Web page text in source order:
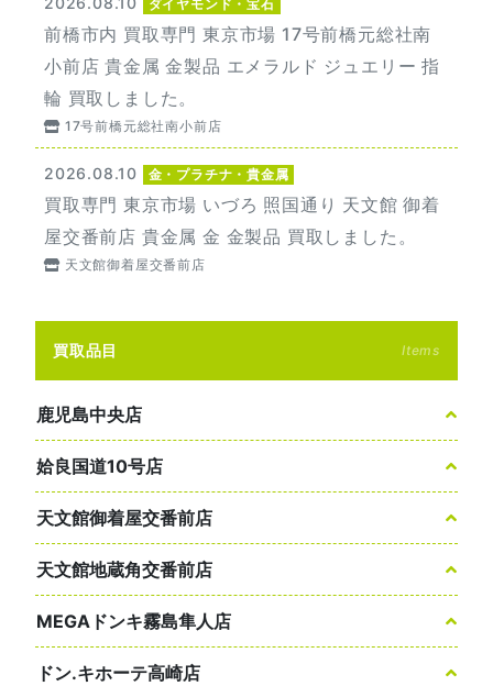
ダイヤモンド・宝石
前橋市内 買取専門 東京市場 17号前橋元総社南
小前店 貴金属 金製品 エメラルド ジュエリー 指
輪 買取しました。
17号前橋元総社南小前店
2026.08.10 金・プラチナ・貴金属
買取専門 東京市場 いづろ 照国通り 天文館 御着
屋交番前店 貴金属 金 金製品 買取しました。
天文館御着屋交番前店
買取品目 Items
鹿児島中央店
姶良国道10号店
天文館御着屋交番前店
天文館地蔵角交番前店
MEGAドンキ霧島隼人店
ドン.キホーテ高崎店